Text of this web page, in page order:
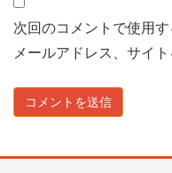
次回のコメントで使用
メールアドレス、サイト